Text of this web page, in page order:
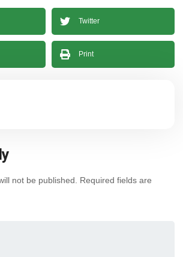
Twitter
Print
not be published.
Required fields are